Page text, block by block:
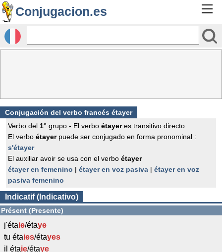
Conjugacion.es
Conjugación del verbo francés étayer
Verbo del 1° grupo - El verbo étayeres transitivo directo
El verbo étayerpuede ser conjugado en forma pronominal :
s'étayer
El auxiliar avoir se usa con el verbo étayer
étayer en femenino | étayer en voz pasiva | étayer en voz
pasiva femenino
Indicatif (Indicativo)
Présent (Presente)
j'étaie/étaye
tu étaies/étayes
il étaie/étaye